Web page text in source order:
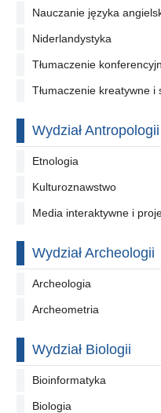
Nauczanie języka
Niderlandystyka
Tłumaczenie
Tłumaczenie kreatywne i
Wydział
Etnologia
Kulturoznawstwo
Media interaktywne i
Wydział Archeologii
Archeologia
Archeometria
Wydział Biologii
Bioinformatyka
Biologia